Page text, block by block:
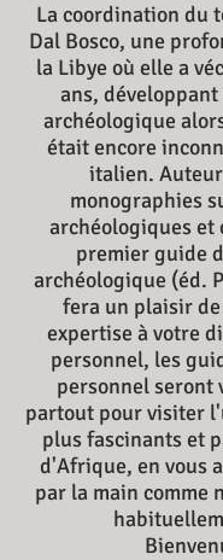
La coordination du
Dal Bosco, une
la Libye où elle a
ans,
archéologique
était encore
italien.
monographies
archéologiques et
premier guide
archéologique (éd.
fera un plaisir
expertise à votre
personnel, les
personnel seront
partout pour visiter
plus fascinants et
d'Afrique, en vous
par la main comme